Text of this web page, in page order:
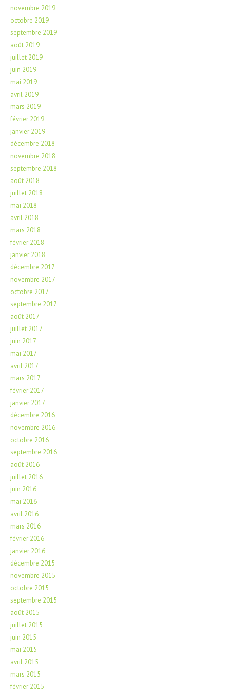
novembre 2019
octobre 2019
septembre 2019
août 2019
juillet 2019
juin 2019
mai 2019
avril 2019
mars 2019
février 2019
janvier 2019
décembre 2018
novembre 2018
septembre 2018
août 2018
juillet 2018
mai 2018
avril 2018
mars 2018
février 2018
janvier 2018
décembre 2017
novembre 2017
octobre 2017
septembre 2017
août 2017
juillet 2017
juin 2017
mai 2017
avril 2017
mars 2017
février 2017
janvier 2017
décembre 2016
novembre 2016
octobre 2016
septembre 2016
août 2016
juillet 2016
juin 2016
mai 2016
avril 2016
mars 2016
février 2016
janvier 2016
décembre 2015
novembre 2015
octobre 2015
septembre 2015
août 2015
juillet 2015
juin 2015
mai 2015
avril 2015
mars 2015
février 2015